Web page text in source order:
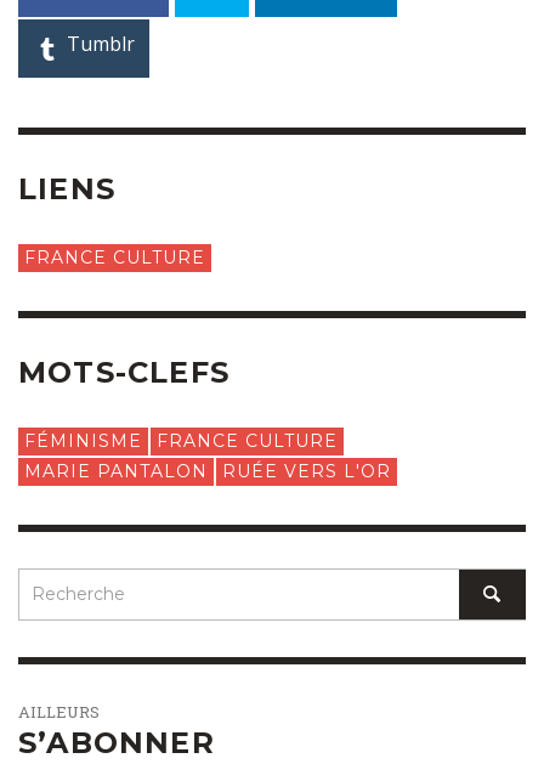
Tumblr
LIENS
FRANCE CULTURE
MOTS-CLEFS
FÉMINISME
FRANCE CULTURE
MARIE PANTALON
RUÉE VERS L'OR
AILLEURS
S’ABONNER